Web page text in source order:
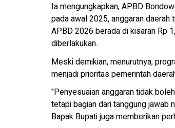
Ia mengungkapkan, APBD
pada awal 2025, anggaran
APBD 2026 berada di kisaran Rp
diberlakukan.
Meski demikian, menurutnya,
menjadi prioritas pemerintah
"Penyesuaian anggaran tidak
tetapi bagian dari tanggung jawab
Bapak Bupati juga memberikan